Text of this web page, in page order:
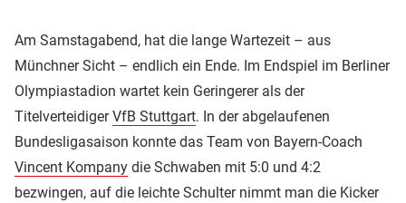
Am Samstagabend, hat die lange Wartezeit – aus
Münchner Sicht – endlich ein Ende. Im Endspiel im Berliner
Olympiastadion wartet kein Geringerer als der
TitelverteidigerVfB Stuttgart. In der abgelaufenen
Bundesligasaison konnte das Team von Bayern-Coach
Vincent Kompany die Schwaben mit 5:0 und 4:2
bezwingen, auf die leichte Schulter nimmt man die Kicker